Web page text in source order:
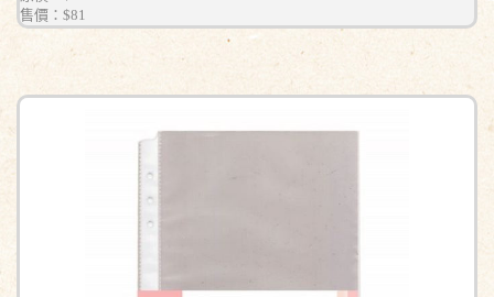
售價： $81